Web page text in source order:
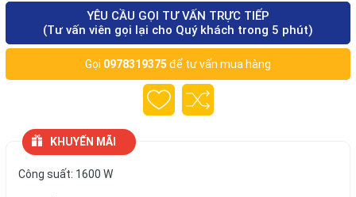
YÊU CẦU GỌI TƯ VẤN TRỰC TIẾP
(Tư vấn viên gọi lại cho Quý khách trong 5 phút)
Gọi 0978319375 để tư vấn mua hàng
KHUYẾN MÃI
Công suất: 1600 W